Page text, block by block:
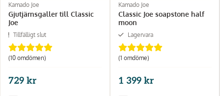
Kamado Joe
Gjutjärnsgaller till Classic
Joe
Tillfälligt slut
(10 omdömen)
729 kr
Kamado Joe
Classic Joe soapstone half
moon
Lagervara
(1 omdöme)
1 399 kr